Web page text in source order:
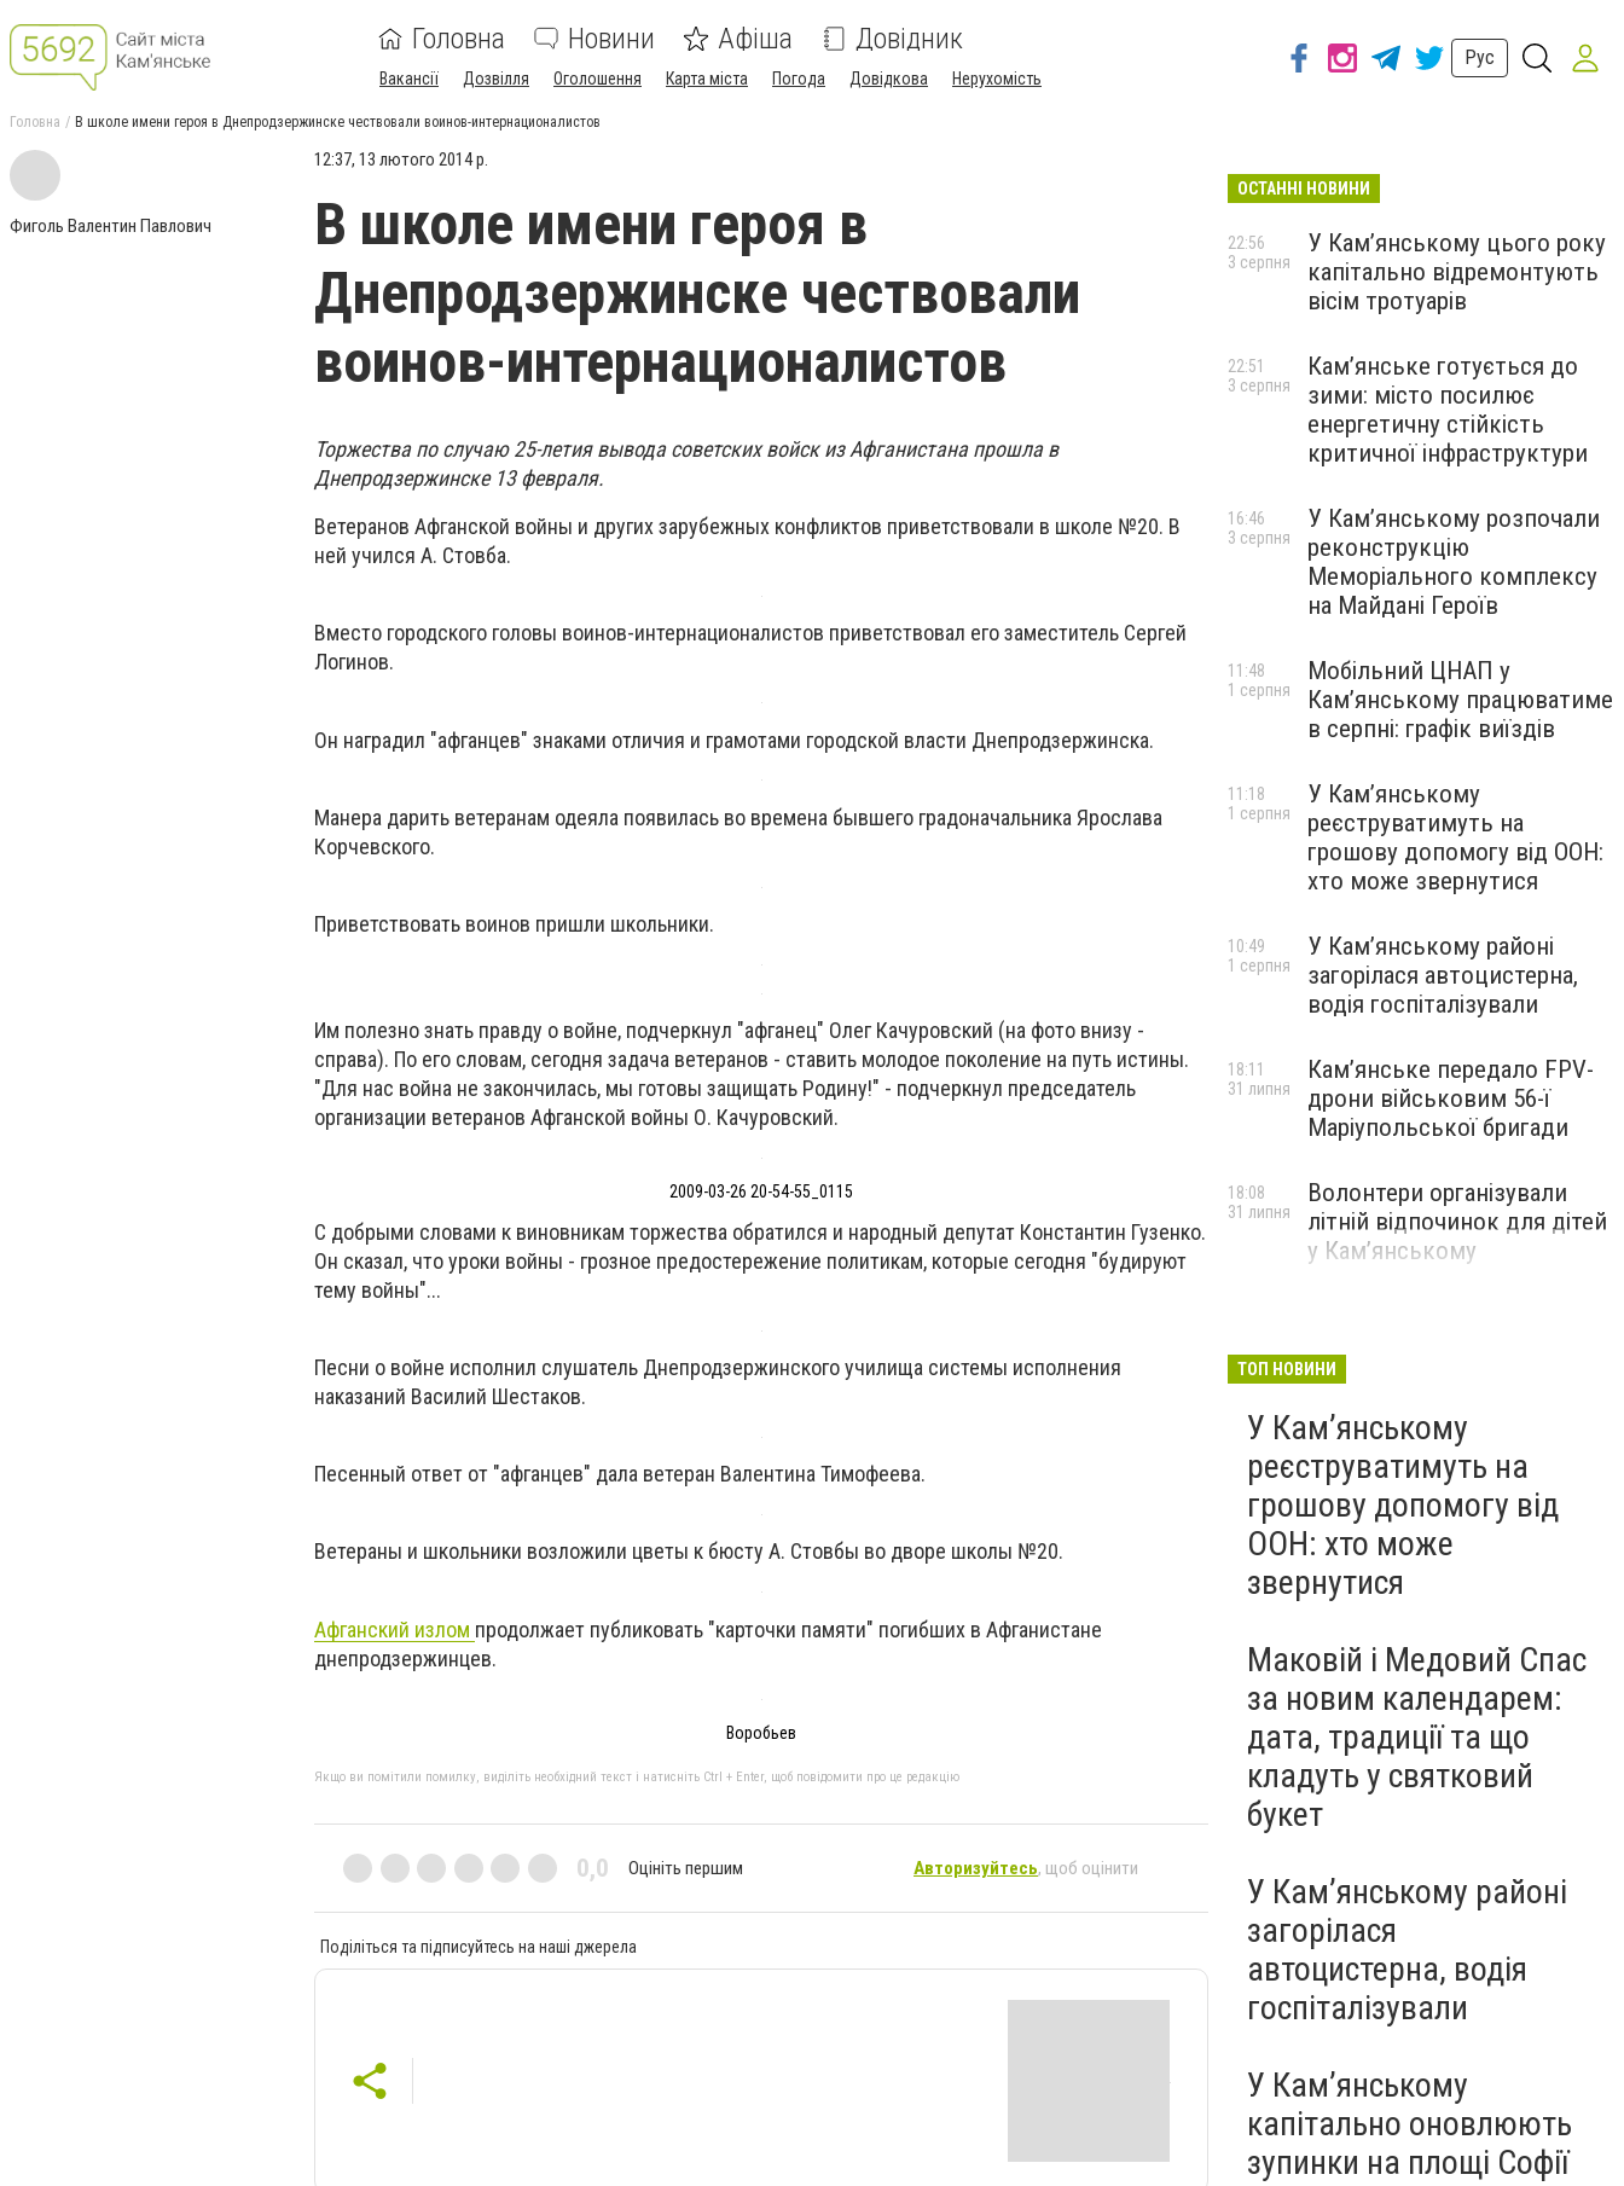
Головна Новини Афіша Довідник
Вакансії Дозвілля Оголошення Карта міста Погода Довідкова Нерухомість
Рус
Головна В школе имени героя в Днепродзержинске чествовали воинов-интернационалистов
Фиголь Валентин Павлович
12:37, 13 лютого 2014 р.
В школе имени героя в
Днепродзержинске чествовали
воинов-интернационалистов
Торжества по случаю 25-летия вывода советских войск из Афганистана прошла в
Днепродзержинске 13 февраля.
Ветеранов Афганской войны и других зарубежных конфликтов приветствовали в школе №20. В
ней учился А. Стовба.
Вместо городского головы воинов-интернационалистов приветствовал его заместитель Сергей
Логинов.
Он наградил "афганцев" знаками отличия и грамотами городской власти Днепродзержинска.
Манера дарить ветеранам одеяла появилась во времена бывшего градоначальника Ярослава
Корчевского.
Приветствовать воинов пришли школьники.
Им полезно знать правду о войне, подчеркнул "афганец" Олег Качуровский (на фото внизу -
справа). По его словам, сегодня задача ветеранов - ставить молодое поколение на путь истины.
"Для нас война не закончилась, мы готовы защищать Родину!" - подчеркнул председатель
организации ветеранов Афганской войны О. Качуровский.
2009-03-26 20-54-55_0115
С добрыми словами к виновникам торжества обратился и народный депутат Константин Гузенко.
Он сказал, что уроки войны - грозное предостережение политикам, которые сегодня "будируют
тему войны"...
Песни о войне исполнил слушатель Днепродзержинского училища системы исполнения
наказаний Василий Шестаков.
Песенный ответ от "афганцев" дала ветеран Валентина Тимофеева.
Ветераны и школьники возложили цветы к бюсту А. Стовбы во дворе школы №20.
Афганский излом продолжает публиковать "карточки памяти" погибших в Афганистане
днепродзержинцев.
Воробьев
Якщо ви помітили помилку, виділіть необхідний текст і натисніть Ctrl + Enter, щоб повідомити про це редакцію
0,0 Оцініть першим Авторизуйтесь, щоб оцінити
Поділіться та підписуйтесь на наші джерела
ОСТАННІ НОВИНИ
У Кам’янському цього року
капітально відремонтують
вісім тротуарів
22:56
3 серпня
Кам’янське готується до
зими: місто посилює
енергетичну стійкість
критичної інфраструктури
22:51
3 серпня
У Кам’янському розпочали
реконструкцію
Меморіального комплексу
на Майдані Героїв
16:46
3 серпня
Мобільний ЦНАП у
Кам’янському працюватиме
в серпні: графік виїздів
11:48
1 серпня
У Кам’янському
реєструватимуть на
грошову допомогу від ООН:
хто може звернутися
11:18
1 серпня
У Кам’янському районі
загорілася автоцистерна,
водія госпіталізували
10:49
1 серпня
Кам’янське передало FPV-
дрони військовим 56-ї
Маріупольської бригади
18:11
31 липня
Волонтери організували
літній відпочинок для дітей
у Кам’янському
18:08
31 липня
ТОП НОВИНИ
У Кам’янському
реєструватимуть на
грошову допомогу від
ООН: хто може
звернутися
Маковій і Медовий Спас
за новим календарем:
дата, традиції та що
кладуть у святковий
букет
У Кам’янському районі
загорілася
автоцистерна, водія
госпіталізували
У Кам’янському
капітально оновлюють
зупинки на площі Софії